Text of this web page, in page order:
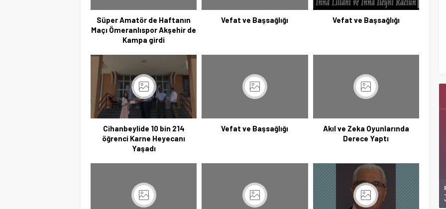
Süper Amatör de Haftanın
Maçı Ömeranlıspor Akşehir de
Kampa girdi
Vefat ve Başsağlığı Vefat ve Başsağlığı
Cihanbeylide 10 bin 214
öğrenci Karne Heyecanı
Yaşadı
Vefat ve Başsağlığı
Akıl ve Zeka Oyunlarında
Derece Yaptı